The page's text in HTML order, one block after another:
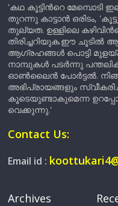
'കഥ കൂട്ടിന്‍റെ മേമ്പൊടി
തുറന്നു കാട്ടാൻ ഒരിടം,
തുല്യത. ഉള്ളിലെ
തിരിച്ചറിയുക.ഈ ചൂടിൽ
ആഗ്രഹങ്ങൾ പൊട്ടി
നാമ്പുകൾ പടർന്നു
ഓൺലൈൻ പോർട്ടൽ.
അഭിപ്രായങ്ങളും
കൂടെയുണ്ടാകുമെന്ന
വെക്കുന്നു.'
Contact Us:
Email id :
Archives